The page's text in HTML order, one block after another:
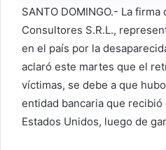
SANTO DOMINGO.- La firma
Consultores S.R.L.,
en el país por la
aclaró este martes que el
víctimas, se debe a que
entidad bancaria que
Estados Unidos, luego de